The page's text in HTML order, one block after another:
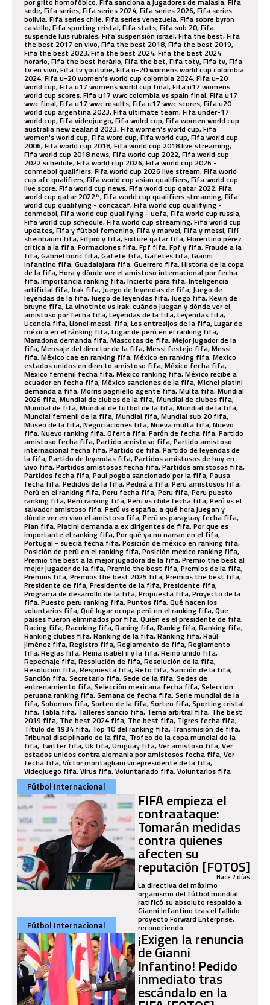
Fútbol Internacional
FIFA empieza el
contraataque:
Tomarán medidas
contra quienes
afecten su
reputación [FOTOS]
Hace 2 días
La directiva del máximo
organismo del fútbol mundial
ratificó su absoluto respaldo a
Gianni Infantino tras el fallido
proyecto Forward Enterprise,
reconociendo...
Fútbol Internacional
¡Exigen la renuncia
de Gianni
Infantino! Pedido
inmediato tras
escándalo en la